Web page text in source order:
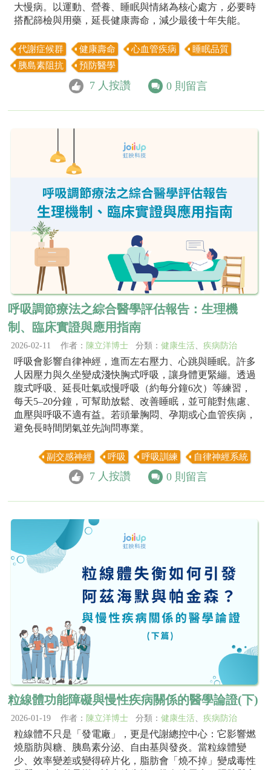
大慢病。以運動、營養、睡眠與情緒為核心處方，必要時
搭配篩檢與用藥，延長健康壽命，減少最後十年失能。
代謝症候群 健康壽命 心血管疾病
睡眠品質
胰島素阻抗
預防醫學
7 人按讚 0 則留言
呼吸調節療法之綜合醫學評估報告：生理機
制、臨床實證與應用指南
2026-02-11 作者： 陳立洋博士 分類： 健康生活 疾病防治
呼吸會影響自律神經，進而左右壓力、心跳與睡眠。許多
人因壓力與久坐變成淺快胸式呼吸，讓身體更緊繃。透過
腹式呼吸、延長吐氣或慢呼吸（約每分鐘6次）等練習，
每天5–20分鐘，可幫助放鬆、改善睡眠，並可能對焦慮、
血壓與呼吸不適有益。若頭暈胸悶、孕期或心血管疾病，
避免長時間閉氣並先詢問專業。
副交感神經 呼吸 呼吸訓練 自律神經系統
7 人按讚 0 則留言
粒線體功能障礙與慢性疾病關係的醫學論證(下)
2026-01-19 作者： 陳立洋博士 分類： 健康生活 疾病防治
粒線體不只是「發電廠」，更是代謝總控中心：它影響燃
燒脂肪與糖、胰島素分泌、自由基與發炎。當粒線體變
少、效率變差或變得碎片化，脂肪會「燒不掉」變成毒性